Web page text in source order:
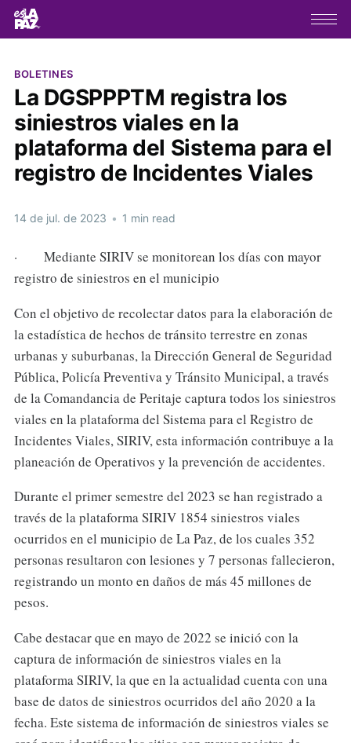
BOLETINES
La DGSPPPTM registra los
siniestros viales en la
plataforma del Sistema para el
registro de Incidentes Viales
14 de jul. de 2023 • 1 min read
· Mediante SIRIV se monitorean los días con mayor
registro de siniestros en el municipio
Con el objetivo de recolectar datos para la elaboración de
la estadística de hechos de tránsito terrestre en zonas
urbanas y suburbanas, la Dirección General de Seguridad
Pública, Policía Preventiva y Tránsito Municipal, a través
de la Comandancia de Peritaje captura todos los siniestros
viales en la plataforma del Sistema para el Registro de
Incidentes Viales, SIRIV, esta información contribuye a la
planeación de Operativos y la prevención de accidentes.
Durante el primer semestre del 2023 se han registrado a
través de la plataforma SIRIV 1854 siniestros viales
ocurridos en el municipio de La Paz, de los cuales 352
personas resultaron con lesiones y 7 personas fallecieron,
registrando un monto en daños de más 45 millones de
pesos.
Cabe destacar que en mayo de 2022 se inició con la
captura de información de siniestros viales en la
plataforma SIRIV, la que en la actualidad cuenta con una
base de datos de siniestros ocurridos del año 2020 a la
fecha. Este sistema de información de siniestros viales se